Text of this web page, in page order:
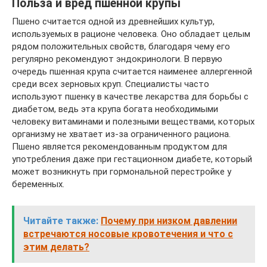
Польза и вред пшенной крупы
Пшено считается одной из древнейших культур,
используемых в рационе человека. Оно обладает целым
рядом положительных свойств, благодаря чему его
регулярно рекомендуют эндокринологи. В первую
очередь пшенная крупа считается наименее аллергенной
среди всех зерновых круп. Специалисты часто
используют пшенку в качестве лекарства для борьбы с
диабетом, ведь эта крупа богата необходимыми
человеку витаминами и полезными веществами, которых
организму не хватает из-за ограниченного рациона.
Пшено является рекомендованным продуктом для
употребления даже при гестационном диабете, который
может возникнуть при гормональной перестройке у
беременных.
Читайте также: Почему при низком давлении
встречаются носовые кровотечения и что с
этим делать?